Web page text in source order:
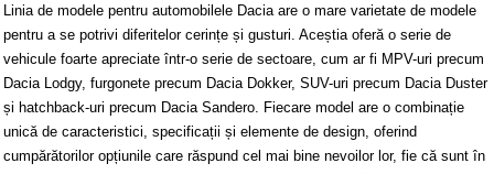
Linia de modele pentru automobilele Dacia are o mare varietate de modele
pentru a se potrivi diferitelor cerințe și gusturi. Aceștia oferă o serie de
vehicule foarte apreciate într-o serie de sectoare, cum ar fi MPV-uri precum
Dacia Lodgy, furgonete precum Dacia Dokker, SUV-uri precum Dacia Duster
și hatchback-uri precum Dacia Sandero. Fiecare model are o combinație
unică de caracteristici, specificații și elemente de design, oferind
cumpărătorilor opțiunile care răspund cel mai bine nevoilor lor, fie că sunt în